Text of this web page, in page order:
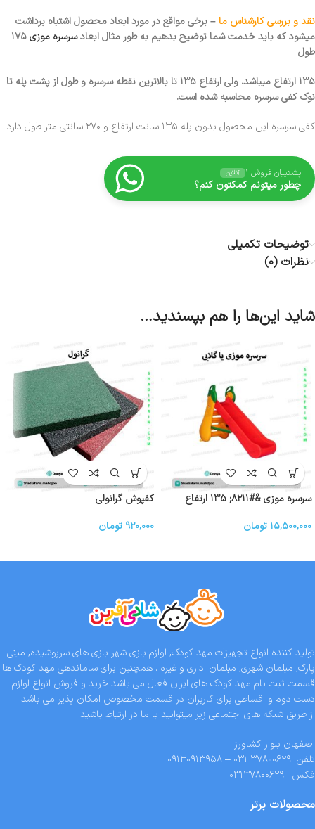
نقد و بررسی کارشناس ما – برخی مواقع در مورد ابعاد محصول اشتباه برداشت
میشود که باید خدمت شما توضیح بدهیم به طور مثال ابعادسرسره موزی۱۷۵
طول
۱۳۵ ارتفاع میباشد. ولی ارتفاع ۱۳۵ تا بالاترین نقطه سرسره و طول از پشت پله تا
نوک کفی سرسره محاسبه شده است.
کفی سرسره این محصول بدون پله ۱۳۵ سانت ارتفاع و ۲۷۰ سانتی متر طول دارد.
پشتیبان فروش ۱ آنلاین
چطور میتونم کمکتون کنم؟
توضیحات تکمیلی
نظرات (0)
شاید این‌ها را هم بپسندید…
سرسره موزی &#۸۲۱۱; ۱۳۵ ارتفاع
۱۵,۵۰۰,۰۰۰ تومان
کفپوش گرانولی
۹۲۰,۰۰۰ تومان
تولید کننده انواع تجهیزات مهد کودک, لوازم بازی شهر بازی های سرپوشیده, مینی
پارک, مبلمان شهری, مبلمان اداری و غیره . همچنین برای ساماندهی مهد کودک ها
قسمت ثبت نام مهد کودک های ایران فعال می باشد خرید و فروش انواع لوازم
دست دوم و اقساطی برای کاربران در قسمت مخصوص امکان پذیر می باشد.
از طریق شبکه های اجتماعی زیر میتوانید با ما در ارتباط باشید.
اصفهان بلوار کشاورز
تلفن: ۳۷۸۰۰۶۲۹-۰۳۱ – ۰۹۱۳۰۹۱۳۹۵۸
فکس : ۰۳۱۳۷۸۰۰۶۲۹
محصولات برتر